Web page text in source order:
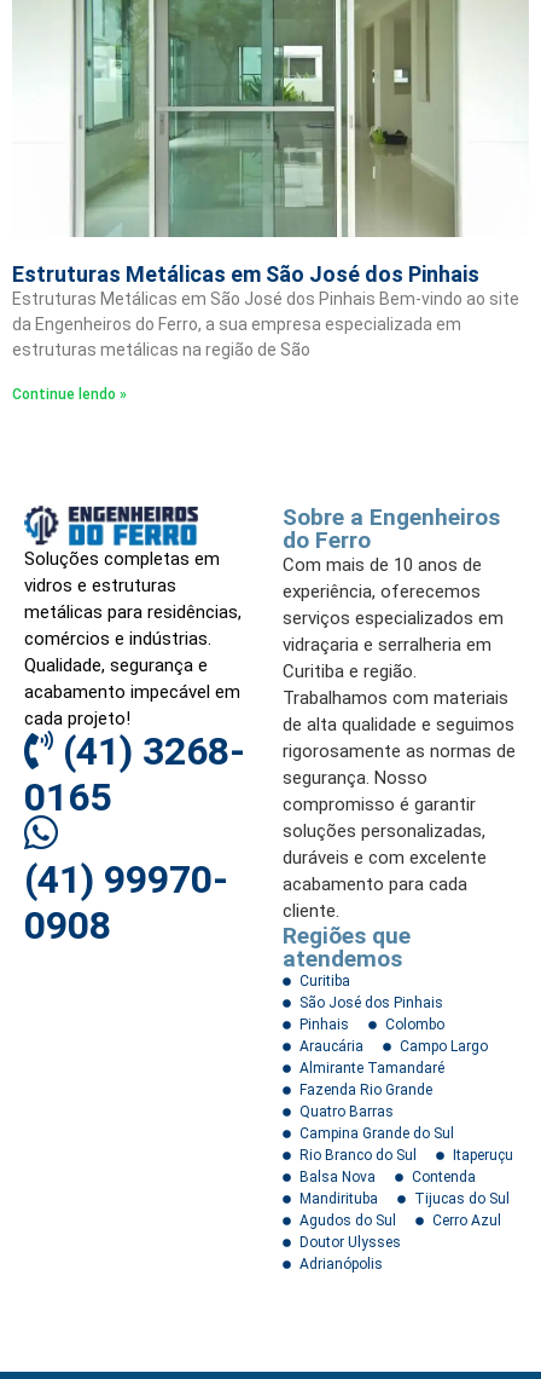
Estruturas Metálicas em São José dos Pinhais
Estruturas Metálicas em São José dos Pinhais Bem-vindo ao site
da Engenheiros do Ferro, a sua empresa especializada em
estruturas metálicas na região de São
Continue lendo »
Soluções completas em
vidros e estruturas
metálicas para residências,
comércios e indústrias.
Qualidade, segurança e
acabamento impecável em
cada projeto!
(41) 3268-
0165
(41) 99970-
0908
Sobre a Engenheiros
do Ferro
Com mais de 10 anos de
experiência, oferecemos
serviços especializados em
vidraçaria e serralheria em
Curitiba e região.
Trabalhamos com materiais
de alta qualidade e seguimos
rigorosamente as normas de
segurança. Nosso
compromisso é garantir
soluções personalizadas,
duráveis e com excelente
acabamento para cada
cliente.
Regiões que
atendemos
Curitiba
São José dos Pinhais
Pinhais
Colombo
Araucária
Campo Largo
Almirante Tamandaré
Fazenda Rio Grande
Quatro Barras
Campina Grande do Sul
Rio Branco do Sul
Itaperuçu
Balsa Nova
Contenda
Mandirituba
Tijucas do Sul
Agudos do Sul
Cerro Azul
Doutor Ulysses
Adrianópolis